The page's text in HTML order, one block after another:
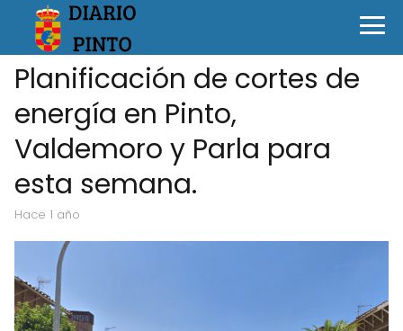
Planificación de cortes de
energía en Pinto,
Valdemoro y Parla para
esta semana.
hace 1 año